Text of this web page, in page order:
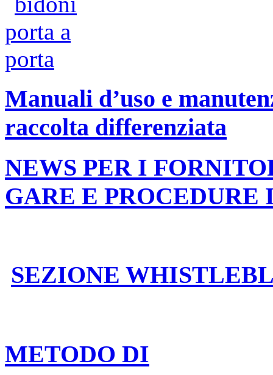
Manuali d’uso e
raccolta differenziata
NEWS PER I
GARE E PROCEDURE
SEZIONE
METODO DI